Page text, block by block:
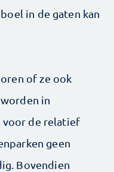
in de gaten kan
of ze ook
in
voor de relatief
geen
Bovendien